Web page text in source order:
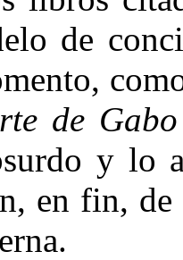
de
de
y lo
en fin, de